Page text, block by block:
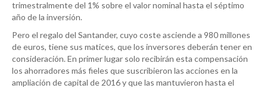
trimestralmente del 1% sobre el valor nominal hasta el séptimo
año de la inversión.
Pero el regalo del Santander, cuyo coste asciende a 980 millones
de euros, tiene sus matices, que los inversores deberán tener en
consideración. En primer lugar solo recibirán esta compensación
los ahorradores más fieles que suscribieron las acciones en la
ampliación de capital de 2016 y que las mantuvieron hasta el